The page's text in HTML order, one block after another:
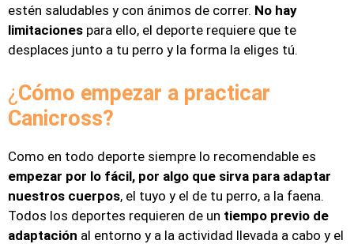
estén saludables y con ánimos de correr. No hay
limitaciones para ello, el deporte requiere que te
desplaces junto a tu perro y la forma la eliges tú.
¿Cómo empezar a practicar
Canicross?
Como en todo deporte siempre lo recomendable es
empezar por lo fácil, por algo que sirva para adaptar
nuestros cuerpos, el tuyo y el de tu perro, a la faena.
Todos los deportes requieren de un tiempo previo de
adaptación al entorno y a la actividad llevada a cabo y el